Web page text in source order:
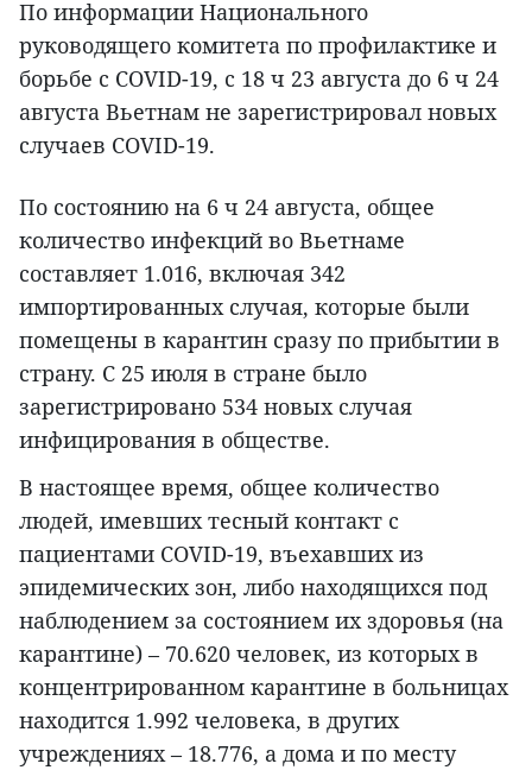
По информации Национального
руководящего комитета по профилактике и
борьбе с COVID-19, с 18 ч 23 августа до 6 ч 24
августа Вьетнам не зарегистрировал новых
случаев COVID-19.
По состоянию на 6 ч 24 августа, общее
количество инфекций во Вьетнаме
составляет 1.016, включая 342
импортированных случая, которые были
помещены в карантин сразу по прибытии в
страну. С 25 июля в стране было
зарегистрировано 534 новых случая
инфицирования в обществе.
В настоящее время, общее количество
людей, имевших тесный контакт с
пациентами COVID-19, въехавших из
эпидемических зон, либо находящихся под
наблюдением за состоянием их здоровья (на
карантине) – 70.620 человек, из которых в
концентрированном карантине в больницах
находится 1.992 человека, в других
учреждениях – 18.776, а дома и по месту